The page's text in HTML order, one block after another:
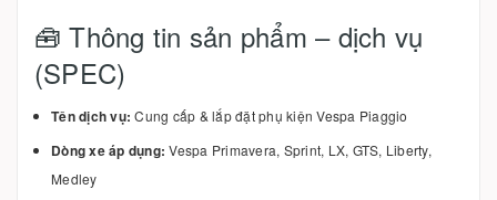
🧰 Thông tin sản phẩm – dịch vụ
(SPEC)
Tên dịch vụ: Cung cấp & lắp đặt phụ kiện Vespa Piaggio
Dòng xe áp dụng: Vespa Primavera, Sprint, LX, GTS, Liberty,
Medley